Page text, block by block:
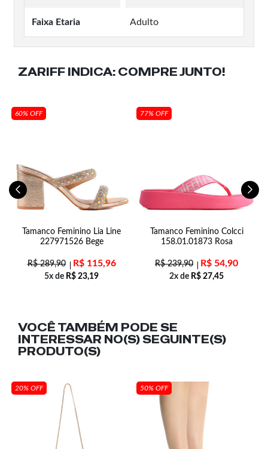
Faixa Etaria Adulto
ZARIFF INDICA: COMPRE JUNTO!
60% OFF
Tamanco Feminino Lia Line
227971526 Bege
R$289,90 R$115,96
5x de R$ 23,19
77% OFF
Tamanco Feminino Colcci
158.01.01873 Rosa
R$239,90 R$ 54,90
2x de R$ 27,45
VOCÊ TAMBÉM PODE SE
INTERESSAR NO(S) SEGUINTE(S)
PRODUTO(S)
20% OFF 50% OFF